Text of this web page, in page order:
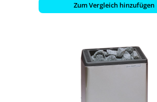
Zum Vergleich hinzufügen